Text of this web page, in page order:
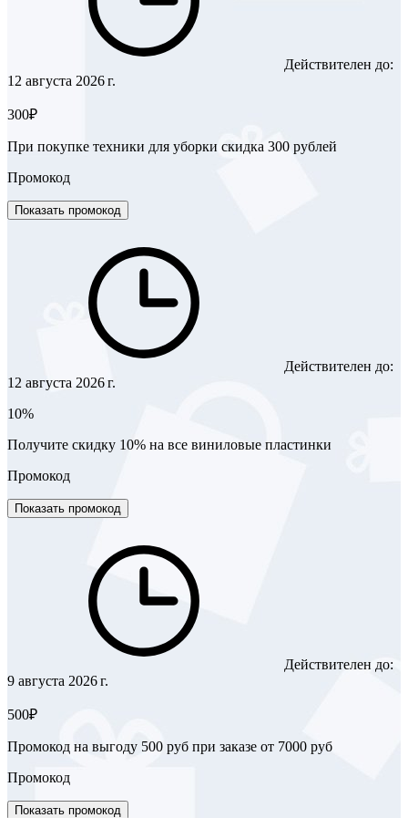
Действителен до:
12 августа 2026 г.
300₽
При покупке техники для уборки скидка 300 рублей
Промокод
Показать промокод
Действителен до:
12 августа 2026 г.
10%
Получите скидку 10% на все виниловые пластинки
Промокод
Показать промокод
Действителен до:
9 августа 2026 г.
500₽
Промокод на выгоду 500 руб при заказе от 7000 руб
Промокод
Показать промокод